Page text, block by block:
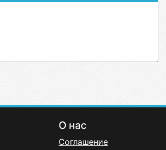
О нас
Соглашение